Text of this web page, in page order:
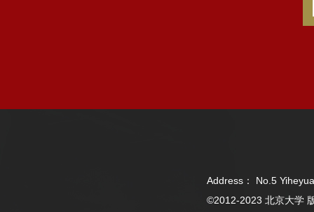
Address： No.5
©2012-2023 北京大学